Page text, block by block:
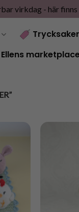
virkdag - här
Trycksaker
Ellens